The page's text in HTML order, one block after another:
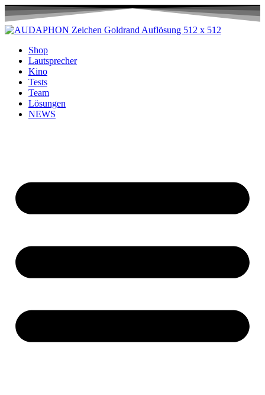
Shop
Lautsprecher
Kino
Tests
Team
Lösungen
NEWS